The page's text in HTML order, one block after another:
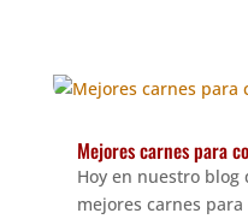
Mejores carnes para
Hoy en nuestro
mejores carnes